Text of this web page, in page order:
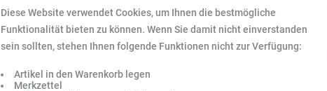
89,99 €
Inhalt:9.6 kg
Preise inkl.
Sofort
Lieferzeit 3-5
Diese Website verwendet Cookies, um Ihnen die bestmögliche
Funktionalität bieten zu können. Wenn Sie damit nicht einverstanden
sein sollten, stehen Ihnen folgende Funktionen nicht zur Verfügung:
Artikel in den Warenkorb legen
Merkzettel